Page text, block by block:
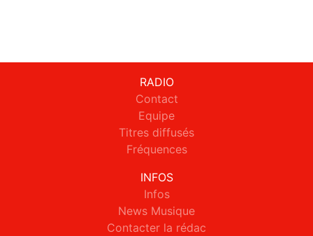
RADIO
Contact
Equipe
Titres diffusés
Fréquences
INFOS
Infos
News Musique
Contacter la rédac